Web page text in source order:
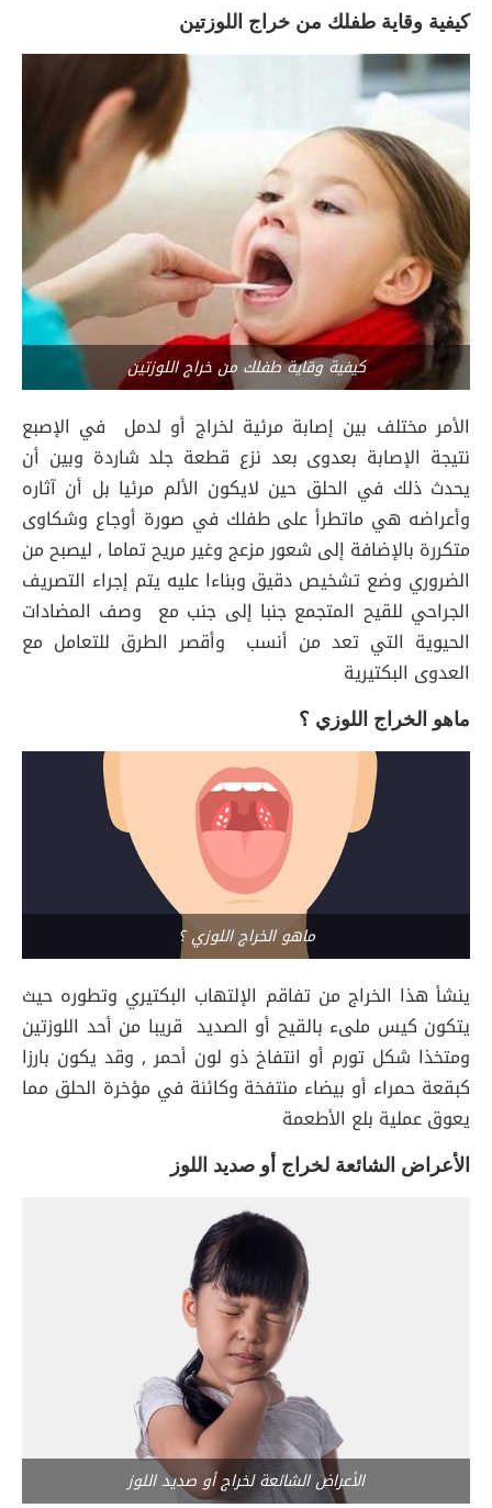
كيفية وقاية طفلك من خراج اللوزتين
كيفية وقاية طفلك من خراج اللوزتين
الأمر مختلف بين إصابة مرئية لخراج أو لدمل في الإصبع
نتيجة الإصابة بعدوى بعد نزع قطعة جلد شاردة وبين أن
يحدث ذلك في الحلق حين لايكون الألم مرئيا بل أن آثاره
وأعراضه هي ماتطرأ على طفلك في صورة أوجاع وشكاوى
متكررة بالإضافة إلى شعور مزعج وغير مريح تماما , ليصبح من
الضروري وضع تشخيص دقيق وبناءا عليه يتم إجراء التصريف
الجراحي للقيح المتجمع جنبا إلى جنب مع وصف المضادات
الحيوية التي تعد من أنسب وأقصر الطرق للتعامل مع
العدوى البكتيرية
ماهو الخراج اللوزي ؟
ماهو الخراج اللوزي ؟
ينشأ هذا الخراج من تفاقم الإلتهاب البكتيري وتطوره حيث
يتكون كيس ملىء بالقيح أو الصديد قريبا من أحد اللوزتين
ومتخذا شكل تورم أو انتفاخ ذو لون أحمر , وقد يكون بارزا
كبقعة حمراء أو بيضاء منتفخة وكائنة في مؤخرة الحلق مما
يعوق عملية بلع الأطعمة
الأعراض الشائعة لخراج أو صديد اللوز
الأعراض الشائعة لخراج أو صديد اللوز